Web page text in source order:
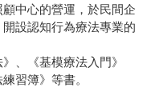
中心的營運，於民間企
設認知行為療法專業的
、《基模療法入門》
習簿》等書。